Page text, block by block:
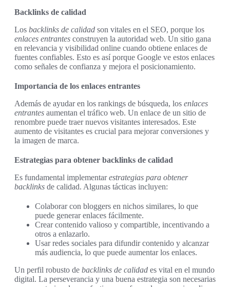
Backlinks de calidad
Los backlinks de calidad son vitales en el SEO, porque los
enlaces entrantes construyen la autoridad web. Un sitio gana
en relevancia y visibilidad online cuando obtiene enlaces de
fuentes confiables. Esto es así porque Google ve estos enlaces
como señales de confianza y mejora el posicionamiento.
Importancia de los enlaces entrantes
Además de ayudar en los rankings de búsqueda, los enlaces
entrantes aumentan el tráfico web. Un enlace de un sitio de
renombre puede traer nuevos visitantes interesados. Este
aumento de visitantes es crucial para mejorar conversiones y
la imagen de marca.
Estrategias para obtener backlinks de calidad
Es fundamental implementarestrategias para obtener
backlinks de calidad. Algunas tácticas incluyen:
Colaborar con bloggers en nichos similares, lo que
puede generar enlaces fácilmente.
Crear contenido valioso y compartible, incentivando a
otros a enlazarlo.
Usar redes sociales para difundir contenido y alcanzar
más audiencia, lo que puede aumentar los enlaces.
Un perfil robusto de backlinks de calidad es vital en el mundo
digital. La perseverancia y una buena estrategia son necesarias